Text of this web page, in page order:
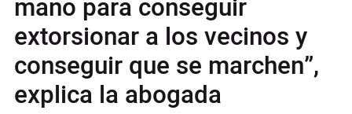
mano para conseguir
extorsionar a los vecinos y
conseguir que se marchen”,
explica la abogada